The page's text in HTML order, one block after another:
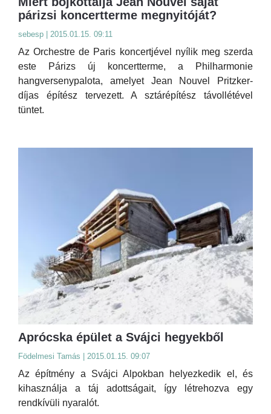
párizsi koncertterme megnyitóját?
sebesp | 2015.01.15. 09:11
Az Orchestre de Paris koncertjével nyílik meg szerda
este Párizs új koncertterme, a Philharmonie
hangversenypalota, amelyet Jean Nouvel Pritzker-
díjas építész tervezett. A sztárépítész távollétével
tüntet.
Aprócska épület a Svájci hegyekből
Födelmesi Tamás | 2015.01.15. 09:07
Az építmény a Svájci Alpokban helyezkedik el, és
kihasználja a táj adottságait, így létrehozva egy
rendkívüli nyaralót.